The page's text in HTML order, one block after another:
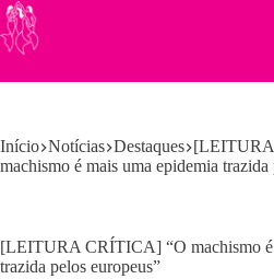
Pular
para
o
Início Notícias Destaques
machismo é mais uma epidemia trazida
[LEITURA CRÍTICA] “O machismo é
trazida pelos europeus”